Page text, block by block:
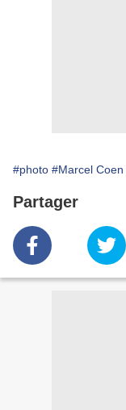
#photo #Marcel Coen
Partager